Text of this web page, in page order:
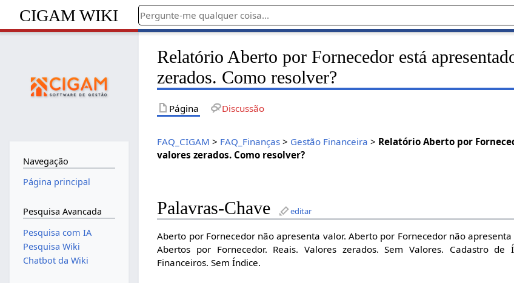
CIGAM WIKI
Relatório Aberto por Fornecedor está
zerados. Como resolver?
Página Discussão
FAQ_CIGAM > FAQ_Finanças > Gestão Financeira > Relatório Aberto por
valores zerados. Como resolver?
Palavras-Chave editar
Aberto por Fornecedor não apresenta valor. Aberto por Fornecedor não
Abertos por Fornecedor. Reais. Valores zerados. Sem Valores. Cadastro de
Financeiros. Sem Índice.
Navegação
Página principal
Pesquisa Avancada
Pesquisa com IA
Pesquisa Wiki
Chatbot da Wiki